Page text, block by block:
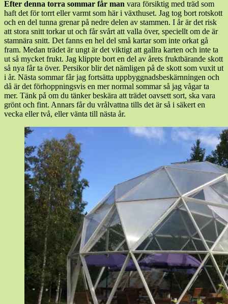
Efter denna torra sommar får man vara försiktig med träd som
haft det för torrt eller varmt som här i växthuset. Jag tog bort rotskott
och en del tunna grenar på nedre delen av stammen. I år är det risk
att stora snitt torkar ut och får svårt att valla över, speciellt om de är
stamnära snitt. Det fanns en hel del små kartar som inte orkat gå
fram. Medan trädet är ungt är det viktigt att gallra karten och inte ta
ut så mycket frukt. Jag klippte bort en del av årets fruktbärande skott
så nya får ta över. Persikor blir det nämligen på de skott som vuxit ut
i år. Nästa sommar får jag fortsätta uppbyggnadsbeskärnningen och
då är det förhoppningsvis en mer normal sommar så jag vågar ta
mer. Tänk på om du tänker beskära att trädet oavsett sort, ska vara
grönt och fint. Annars får du vrålvattna tills det är så i säkert en
vecka eller två, eller vänta till nästa år.